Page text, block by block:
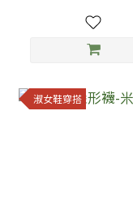
淑女鞋穿搭